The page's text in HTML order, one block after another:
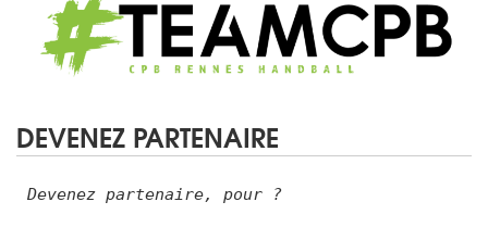
DEVENEZ PARTENAIRE
Devenez partenaire, pour ?